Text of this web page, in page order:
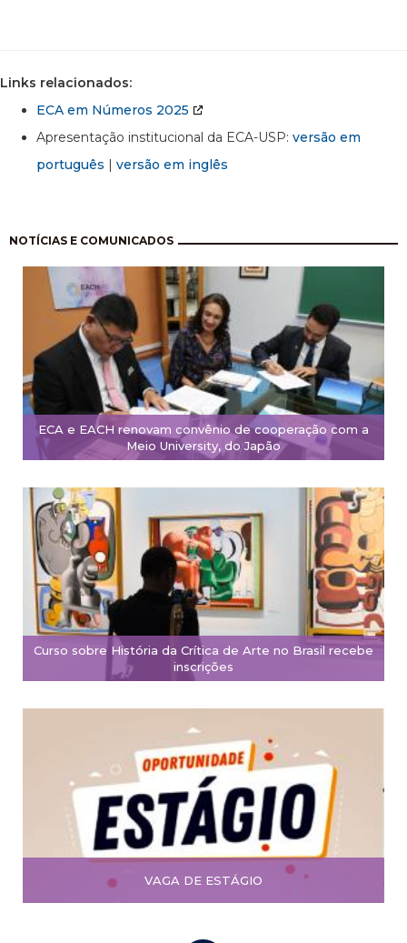
Links relacionados:
ECA em Números 2025
Apresentação institucional da ECA-USP: versão em
português | versão em inglês
NOTÍCIAS E COMUNICADOS
ECA e EACH renovam convênio de cooperação com a
Meio University, do Japão
Curso sobre História da Crítica de Arte no Brasil recebe
inscrições
VAGA DE ESTÁGIO
Paginação